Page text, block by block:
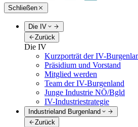
Schließen
Die IV
Zurück
Die IV
Kurzporträt der IV-
Präsidium und Vorstand
Mitglied werden
Team der IV-Burgenland
Junge Industrie NÖ/Bgld
IV-Industriestrategie
Industrieland Burgenland
Zurück